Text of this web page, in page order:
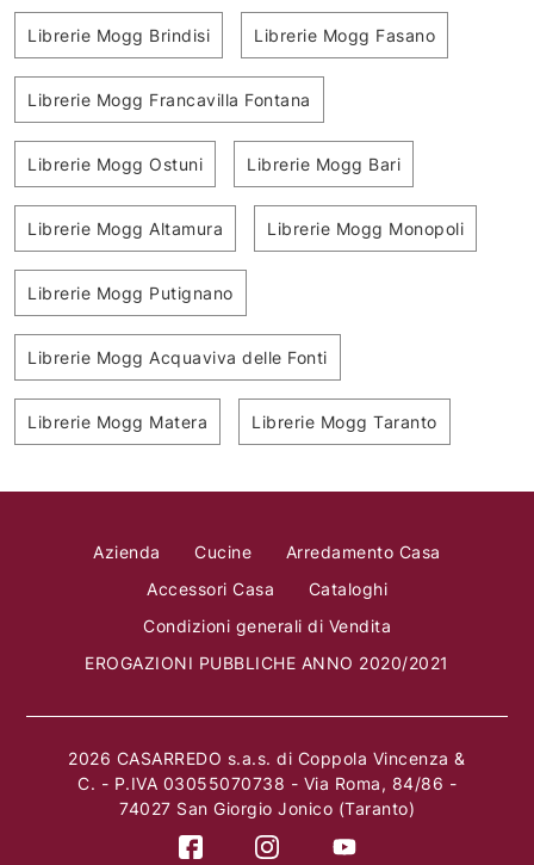
Librerie Mogg Brindisi Librerie Mogg Fasano
Librerie Mogg Francavilla Fontana
Librerie Mogg Ostuni Librerie Mogg Bari
Librerie Mogg Altamura Librerie Mogg Monopoli
Librerie Mogg Putignano
Librerie Mogg Acquaviva delle Fonti
Librerie Mogg Matera Librerie Mogg Taranto
Azienda Cucine
Arredamento Casa
Accessori Casa
Cataloghi
Condizioni generali di Vendita
EROGAZIONI PUBBLICHE ANNO 2020/2021
2026 CASARREDO s.a.s. di Coppola Vincenza &
C. - P.IVA 03055070738 - Via Roma, 84/86 -
74027 San Giorgio Jonico (Taranto)